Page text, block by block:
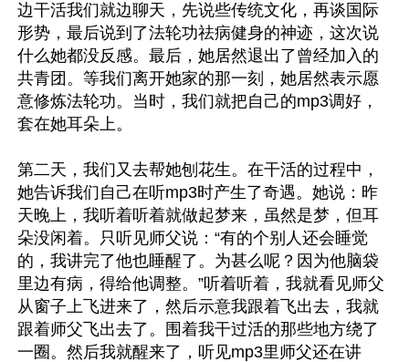
边干活我们就边聊天，先说些传统文化，再谈国际
形势，最后说到了法轮功祛病健身的神迹，这次说
什么她都没反感。最后，她居然退出了曾经加入的
共青团。等我们离开她家的那一刻，她居然表示愿
意修炼法轮功。当时，我们就把自己的mp3调好，
套在她耳朵上。
第二天，我们又去帮她刨花生。在干活的过程中，
她告诉我们自己在听mp3时产生了奇遇。她说：昨
天晚上，我听着听着就做起梦来，虽然是梦，但耳
朵没闲着。只听见师父说：“有的个别人还会睡觉
的，我讲完了他也睡醒了。为甚么呢？因为他脑袋
里边有病，得给他调整。”听着听着，我就看见师父
从窗子上飞进来了，然后示意我跟着飞出去，我就
跟着师父飞出去了。围着我干过活的那些地方绕了
一圈。然后我就醒来了，听见mp3里师父还在讲